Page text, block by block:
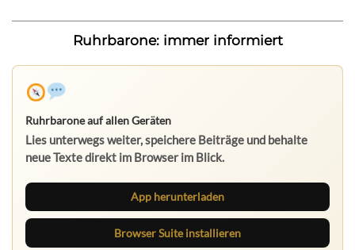
Ruhrbarone: immer informiert
Ruhrbarone auf allen Geräten
Lies unterwegs weiter, speichere Beiträge und behalte
neue Texte direkt im Browser im Blick.
App herunterladen
Browser Suite installieren